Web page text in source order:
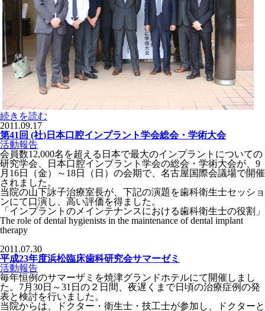
続きを読む
2011.09.17
第41回 (社)日本口腔インプラント学会総会・学術大会
活動報告
会員数12,000名を超える日本で最大のインプラントについての
研究学会、日本口腔インプラント学会の総会・学術大会が、9
月16日（金）～18日（日）の会期で、名古屋国際会議場で開催
されました。
当院の山下詠子治療室長が、下記の演題を歯科衛生士セッショ
ンにて口演し、高い評価を得ました。
「インプラントのメインテナンスにおける歯科衛生士の役割」
The role of dental hygienists in the maintenance of dental implant
therapy
2011.07.30
平成23年度浜松臨床歯科研究会サマーゼミ
活動報告
毎年恒例のサマーザミを焼津グランドホテルにて開催しまし
た。7月30日～31日の２日間、夜遅くまで日頃の治療症例の発
表と検討を行いました。
当院からは、ドクター・衛生士・技工士が参加し、ドクターと